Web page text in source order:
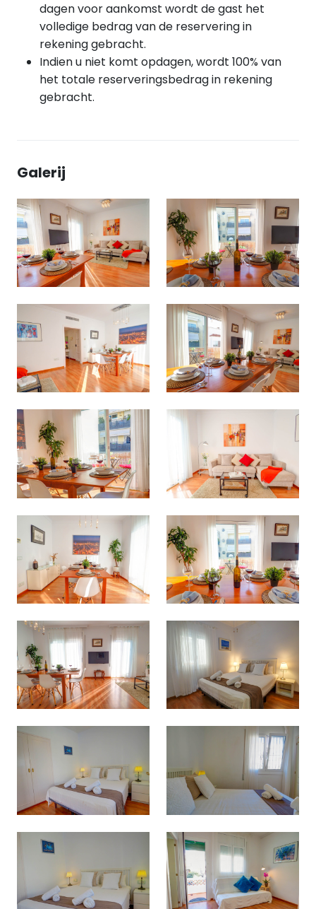
dagen voor aankomst wordt de gast het
volledige bedrag van de reservering in
rekening gebracht.
Indien u niet komt opdagen, wordt 100% van
het totale reserveringsbedrag in rekening
gebracht.
Galerij